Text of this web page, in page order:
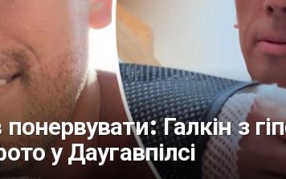
Галкін з
у Даугавпілсі